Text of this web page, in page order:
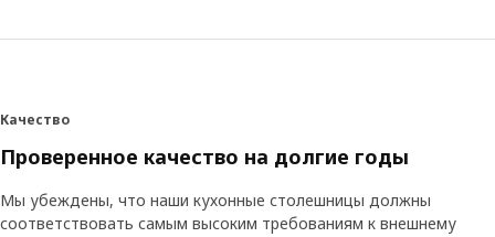
Качество
Проверенное качество на долгие годы
Мы убеждены, что наши кухонные столешницы должны
соответствовать самым высоким требованиям к внешнему